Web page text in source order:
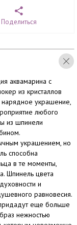
Поделиться
аквамарина с
из кристаллов
украшение,
любого
из шпинели
украшением, но
способна
в те моменты,
Шпинель цвета
и
равновесия.
еще больше
нежностью